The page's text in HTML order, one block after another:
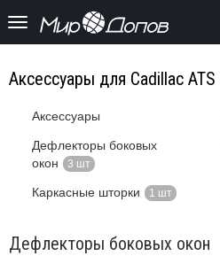
Аксессуары для Cadillac ATS
Аксессуары
Дефлекторы боковых
окон
3 шт
Каркасные шторки 1 шт
Дефлекторы боковых окон